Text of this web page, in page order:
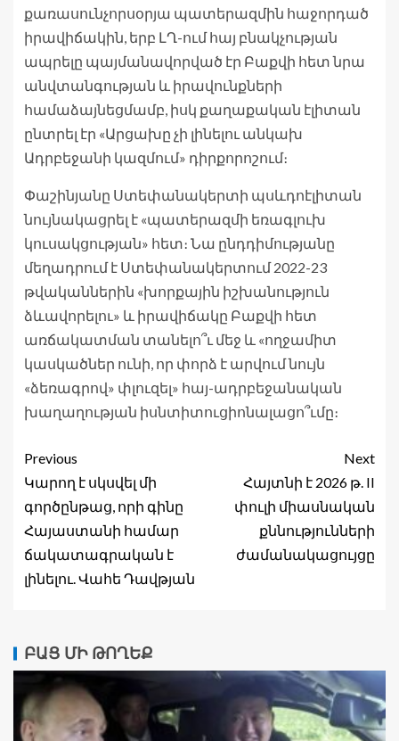
քառասունչորսօրյա պատերազմին հաջորդած
իրավիճակին, երբ ԼՂ-ում հայ բնակչության
ապրելը պայմանավորված էր Բաքվի հետ նրա
անվտանգության և իրավունքների
համաձայնեցմամբ, իսկ քաղաքական էլիտան
ընտրել էր «Արցախը չի լինելու անկախ
Ադրբեջանի կազմում» դիրքորոշում։
Փաշինյանը Ստեփանակերտի պսևդոէլիտան
նույնակացրել է «պատերազմի եռագլուխ
կուսակցության» հետ։ Նա ընդդիմությանը
մեղադրում է Ստեփանակերտում 2022-23
թվականներին «խորքային իշխանություն
ձևավորելու» և իրավիճակը Բաքվի հետ
առճակատման տանելո՞ւ մեջ և «ողջամիտ
կասկածներ ունի, որ փորձ է արվում նույն
«ձեռագրով» փլուզել» հայ-ադրբեջանական
խաղաղության իսնտիտուցիոնալացո՞ւմը։
Previous
Կարող է սկսվել մի
գործընթաց, որի գինը
Հայաստանի համար
ճակատագրական է
լինելու. Վահե Դավթյան
Next
Հայտնի է 2026 թ. II
փուլի միասնական
քննությունների
ժամանակացույցը
ԲԱՑ ՄԻ ԹՈՂԵՔ